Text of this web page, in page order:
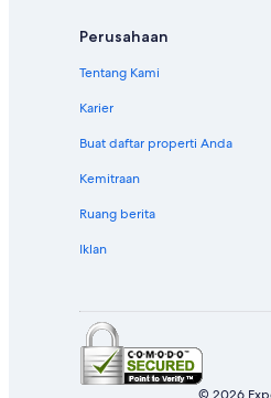
Perusahaan
Tentang Kami
Karier
Buat daftar properti Anda
Kemitraan
Ruang berita
Iklan